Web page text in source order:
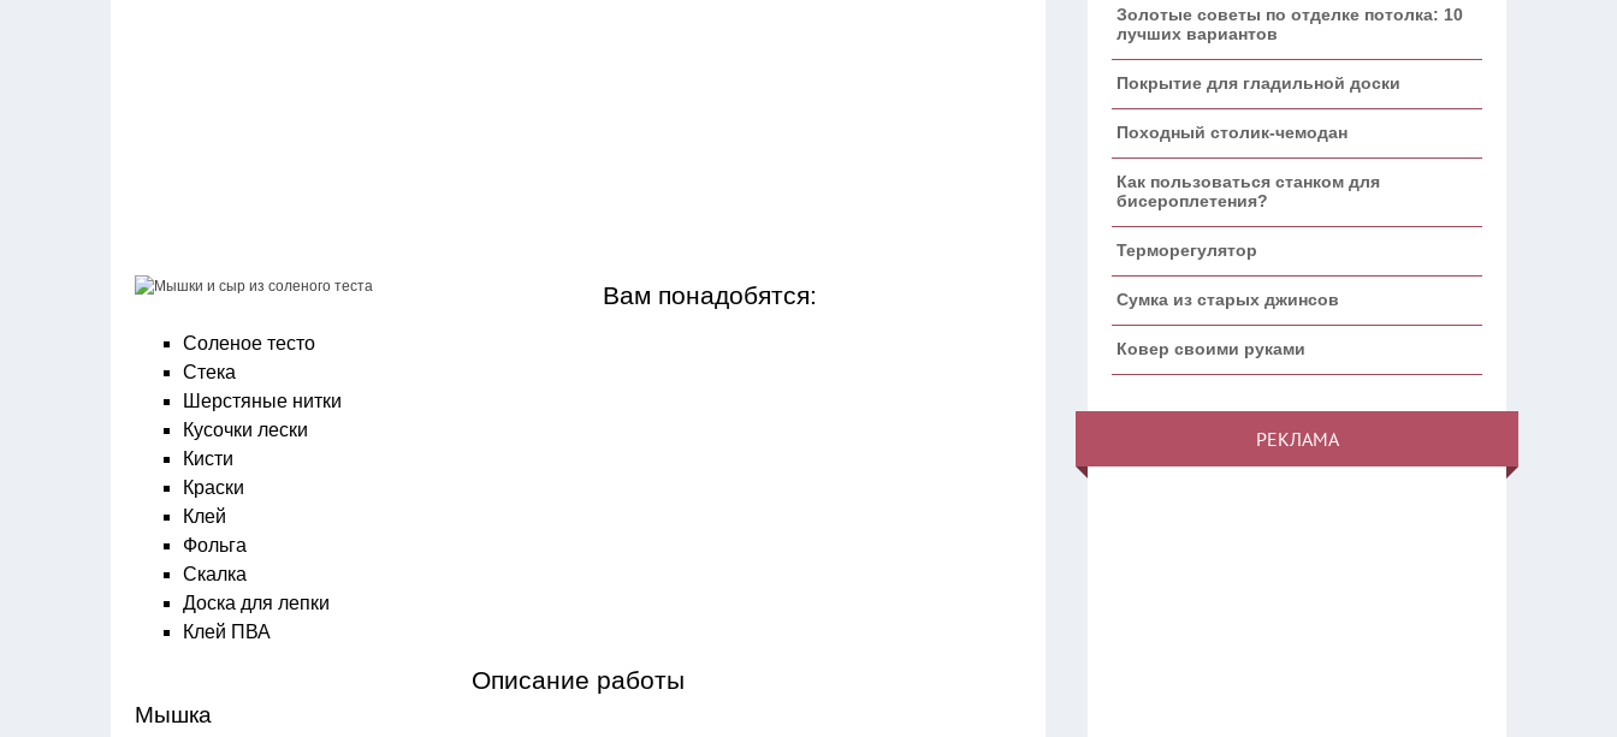
Вам понадобятся:
Соленое тесто
Стека
Шерстяные нитки
Кусочки лески
Кисти
Краски
Клей
Фольга
Скалка
Доска для лепки
Клей ПВА
Описание работы
Мышка
Золотые советы по отделке потолка: 10
лучших вариантов
Покрытие для гладильной доски
Походный столик-чемодан
Как пользоваться станком для
бисероплетения?
Терморегулятор
Сумка из старых джинсов
Ковер своими руками
РЕКЛАМА